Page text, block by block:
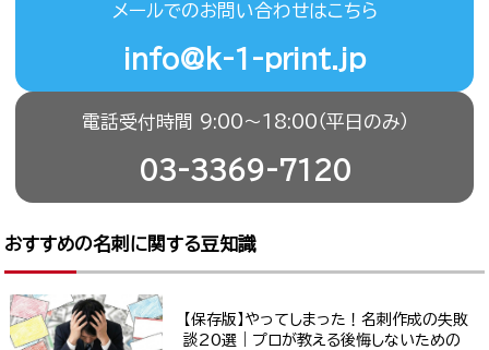
メールでのお問い合わせはこちら
info@k-1-print.jp
電話受付時間 9:00〜18:00（平日のみ）
03-3369-7120
おすすめの名刺に関する豆知識
【保存版】やってしまった！名刺作成の失敗
談20選｜プロが教える後悔しないための